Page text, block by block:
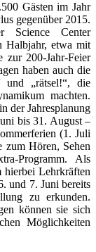
Gästen im Jahr
gegenüber 2015.
Science Center
Halbjahr, etwa mit
zur 200-Jahr-Feier
haben auch die
und „rätsel!“, die
machten.
der Jahresplanung
bis 31. August –
(1. Juli
zum Hören, Sehen
Programm. Als
hierbei Lehrkräften
und 7. Juni bereits
zu erkunden.
können sie sich
Möglichkeiten